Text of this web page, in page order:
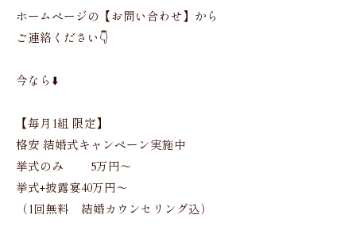
ホームページの【お問い合わせ】から
ご連絡ください👇
今なら⬇️
【毎月1組 限定】
格安 結婚式キャンペーン実施中
挙式のみ 5万円〜
挙式+披露宴40万円〜
（1回無料 結婚カウンセリング込）